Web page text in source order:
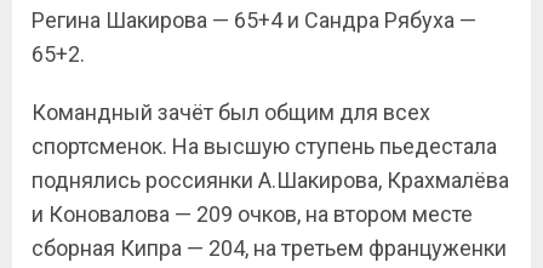
Регина Шакирова — 65+4 и Сандра Рябуха —
65+2.
Командный зачёт был общим для всех
спортсменок. На высшую ступень пьедестала
поднялись россиянки А.Шакирова, Крахмалёва
и Коновалова — 209 очков, на втором месте
сборная Кипра — 204, на третьем француженки